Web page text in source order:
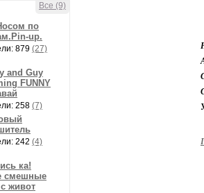
Все (9)
по
up.
879 (27)
and Guy
FUNNY
258 (7)
242 (4)
ка!
смешные
живот